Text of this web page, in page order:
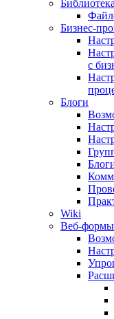
Бизнес-
с
Блоги
Wiki
Веб-формы